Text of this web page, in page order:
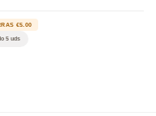
€5.00
5 uds